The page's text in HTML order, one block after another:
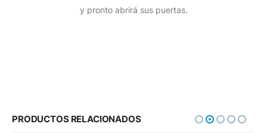
y pronto abrirá sus puertas.
PRODUCTOS RELACIONADOS